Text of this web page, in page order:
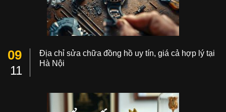
09
11
Địa chỉ sửa chữa đồng hồ uy tín, giá cả hợp lý tại
Hà Nội